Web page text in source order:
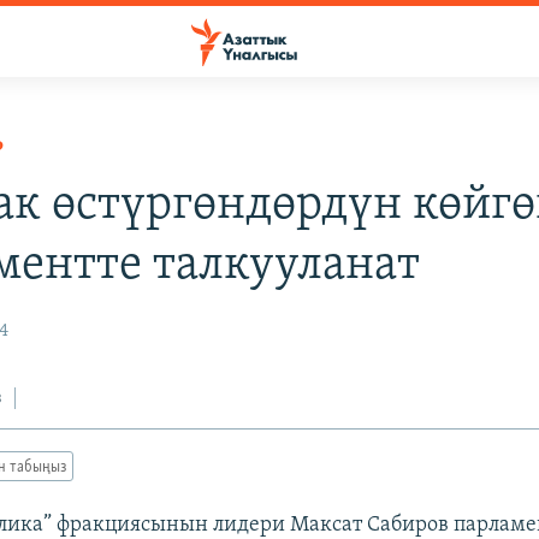
өстүргөндөрдүн
талкууланат
табыңыз
фракциясынын лидери Максат Сабиров